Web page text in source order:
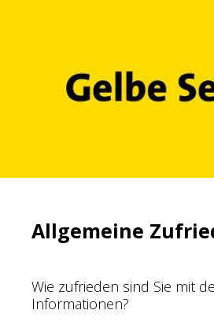
Allgemeine
Wie zufrieden sind Sie mit
Informationen?